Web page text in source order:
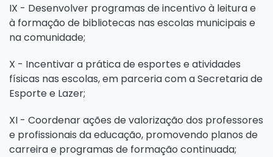
IX - Desenvolver programas de incentivo à leitura e
à formação de bibliotecas nas escolas municipais e
na comunidade;
X - Incentivar a prática de esportes e atividades
físicas nas escolas, em parceria com a Secretaria de
Esporte e Lazer;
XI - Coordenar ações de valorização dos professores
e profissionais da educação, promovendo planos de
carreira e programas de formação continuada;